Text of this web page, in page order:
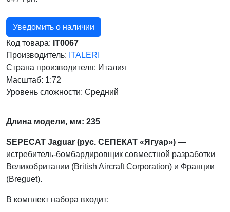
Уведомить о наличии
Код товара: IT0067
Производитель: ITALERI
Страна производителя: Италия
Масштаб: 1:72
Уровень сложности: Cредний
Длина модели, мм: 235
SEPECAT Jaguar (рус. СЕПЕКАТ «Ягуар») —
истребитель-бомбардировщик совместной разработки
Великобритании (British Aircraft Corporation) и Франции
(Breguet).
В комплект набора входит: